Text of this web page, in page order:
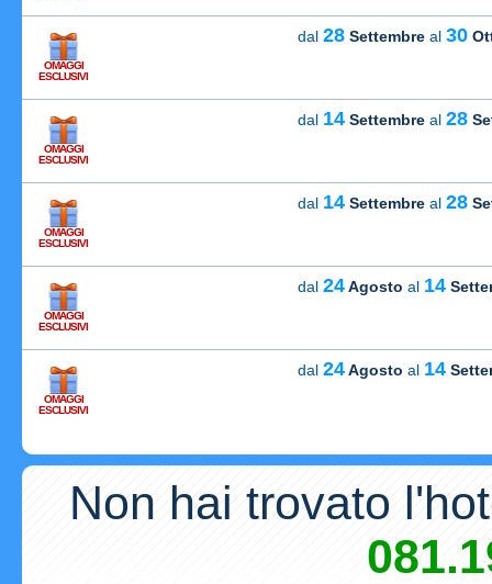
OMAGGI
ESCLUSIVI
dal 28 Settembre al 30
OMAGGI
ESCLUSIVI
dal 14 Settembre al 28
OMAGGI
ESCLUSIVI
dal 14 Settembre al 28
OMAGGI
ESCLUSIVI
dal 24Agosto al 14
OMAGGI
ESCLUSIVI
dal 24Agosto al 14
Non hai trovato